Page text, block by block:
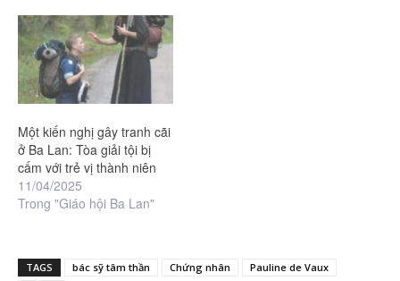
Một kiến nghị gây tranh cãi
ở Ba Lan: Tòa giải tội bị
cấm với trẻ vị thành niên
11/04/2025
Trong "Giáo hội Ba Lan"
TAGS bác sỹ tâm thần Chứng nhân
Pauline de Vaux